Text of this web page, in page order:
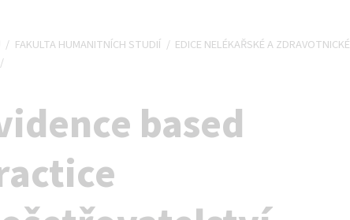
/ FAKULTA HUMANITNÍCH STUDIÍ / EDICE NELÉKAŘSKÉ A ZDRAVOTNICKÉ
/
based